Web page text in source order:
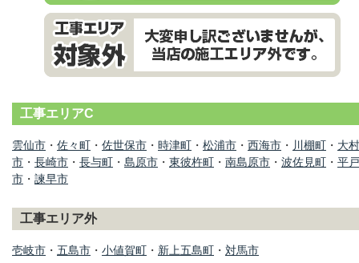
工事エリアC
雲仙市 ・ 佐々町 ・ 佐世保市 ・ 時津町 ・ 松浦市 ・ 西海市 ・ 川棚町 ・ 大村
市 ・ 長崎市 ・ 長与町 ・ 島原市 ・ 東彼杵町 ・ 南島原市 ・ 波佐見町 ・ 平戸
市 ・ 諫早市
工事エリア外
壱岐市 ・ 五島市 ・ 小値賀町 ・ 新上五島町 ・ 対馬市